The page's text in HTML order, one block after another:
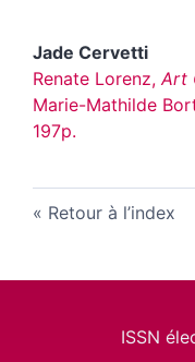
Jade Cervetti
Renate Lorenz,Art
Marie-Mathilde
197p.
Retour à l’index
ISSN